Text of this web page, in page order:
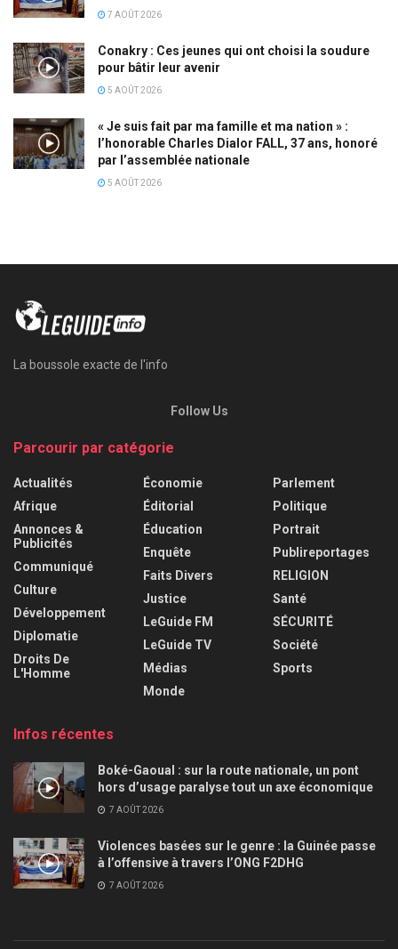
7 AOÛT 2026
Conakry : Ces jeunes qui ont choisi la soudure
pour bâtir leur avenir
5 AOÛT 2026
« Je suis fait par ma famille et ma nation » :
l’honorable Charles Dialor FALL, 37 ans, honoré
par l’assemblée nationale
5 AOÛT 2026
La boussole exacte de l'info
Follow Us
Parcourir par catégorie
Actualités
Afrique
Annonces &
Publicités
Communiqué
Culture
Développement
Diplomatie
Droits De
L'Homme
Économie
Éditorial
Éducation
Enquête
Faits Divers
Justice
LeGuide FM
LeGuide TV
Médias
Monde
Parlement
Politique
Portrait
Publireportages
RELIGION
Santé
SÉCURITÉ
Société
Sports
Infos récentes
Boké-Gaoual : sur la route nationale, un pont
hors d’usage paralyse tout un axe économique
7 AOÛT 2026
Violences basées sur le genre : la Guinée passe
à l’offensive à travers l’ONG F2DHG
7 AOÛT 2026